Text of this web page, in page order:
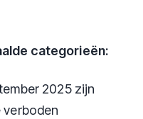
categorieën:
2025 zijn
verboden